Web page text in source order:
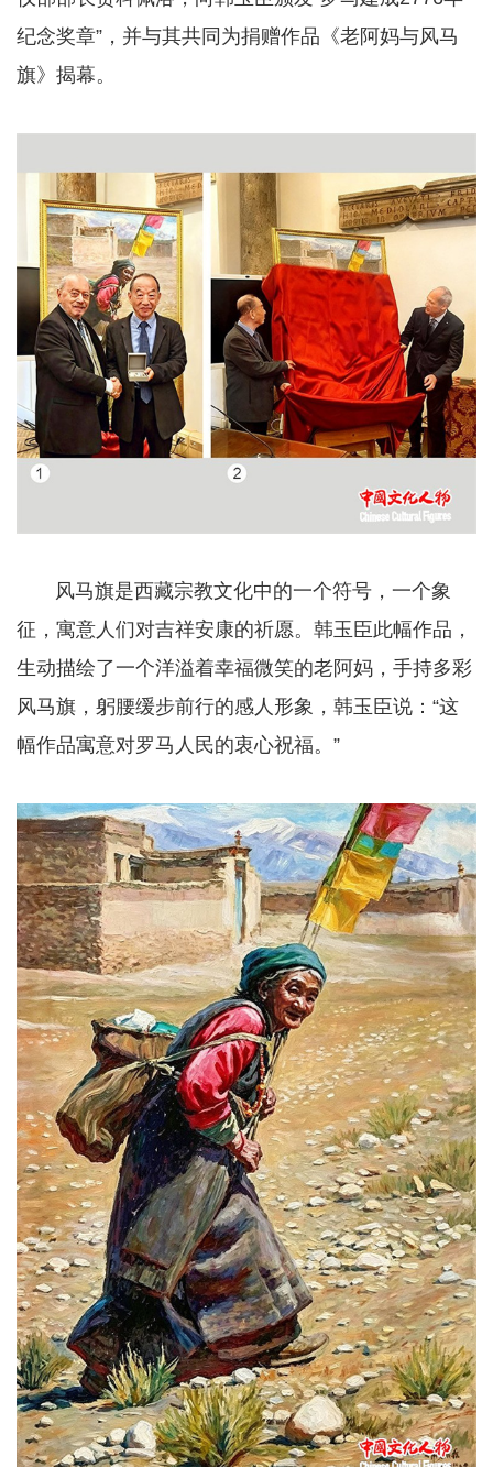
纪念奖章”，并与其共同为捐赠作品《老阿妈与风马
旗》揭幕。
风马旗是西藏宗教文化中的一个符号，一个象
征，寓意人们对吉祥安康的祈愿。韩玉臣此幅作品，
生动描绘了一个洋溢着幸福微笑的老阿妈，手持多彩
风马旗，躬腰缓步前行的感人形象，韩玉臣说：“这
幅作品寓意对罗马人民的衷心祝福。”